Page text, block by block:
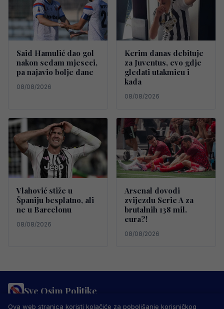
Said Hamulić dao gol
nakon sedam mjeseci,
pa najavio bolje dane
08/08/2026
Kerim danas debituje
za Juventus, evo gdje
gledati utakmicu i
kada
08/08/2026
Vlahović stiže u
Španiju besplatno, ali
ne u Barcelonu
08/08/2026
Arsenal dovodi
zvijezdu Serie A za
brutalnih 138 mil.
eura?!
08/08/2026
Sve Osim Politike
PRAVILA PRIVATNOSTI MARKETING USLOVI KORIŠTENJA
Ova web stranica koristi kolačiće za poboljšanje korisničkog